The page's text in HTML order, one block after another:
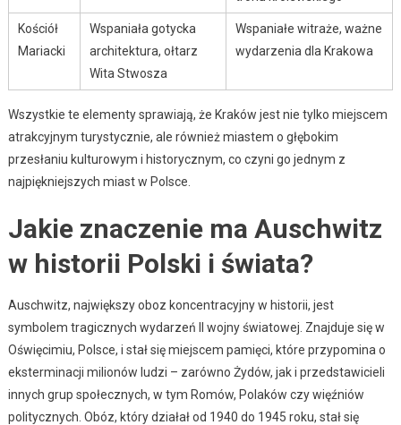
Kościół
Mariacki
Wspaniała gotycka
architektura, ołtarz
Wita Stwosza
Wspaniałe witraże, ważne
wydarzenia dla Krakowa
Wszystkie te elementy sprawiają, że Kraków jest nie tylko miejscem
atrakcyjnym turystycznie, ale również miastem o głębokim
przesłaniu kulturowym i historycznym, co czyni go jednym z
najpiękniejszych miast w Polsce.
Jakie znaczenie ma Auschwitz
w historii Polski i świata?
Auschwitz, największy oboz koncentracyjny w historii, jest
symbolem tragicznych wydarzeń II wojny światowej. Znajduje się w
Oświęcimiu, Polsce, i stał się miejscem pamięci, które przypomina o
eksterminacji milionów ludzi – zarówno Żydów, jak i przedstawicieli
innych grup społecznych, w tym Romów, Polaków czy więźniów
politycznych. Obóz, który działał od 1940 do 1945 roku, stał się